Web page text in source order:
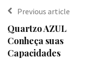
Previous article
Quartzo AZUL
Conheça suas
Capacidades